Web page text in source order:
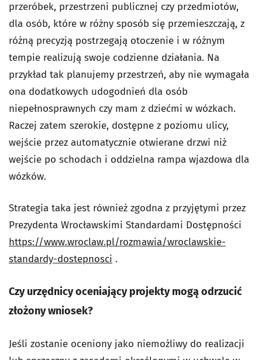
przeróbek, przestrzeni publicznej czy przedmiotów,
dla osób, które w różny sposób się przemieszczają, z
różną precyzją postrzegają otoczenie i w różnym
tempie realizują swoje codzienne działania. Na
przykład tak planujemy przestrzeń, aby nie wymagała
ona dodatkowych udogodnień dla osób
niepełnosprawnych czy mam z dziećmi w wózkach.
Raczej zatem szerokie, dostępne z poziomu ulicy,
wejście przez automatycznie otwierane drzwi niż
wejście po schodach i oddzielna rampa wjazdowa dla
wózków.
Strategia taka jest również zgodna z przyjętymi przez
Prezydenta Wrocławskimi Standardami Dostępności
https://www.wroclaw.pl/rozmawia/wroclawskie-
standardy-dostepnosci .
Czy urzędnicy oceniający projekty mogą odrzucić
złożony wniosek?
Jeśli zostanie oceniony jako niemożliwy do realizacji